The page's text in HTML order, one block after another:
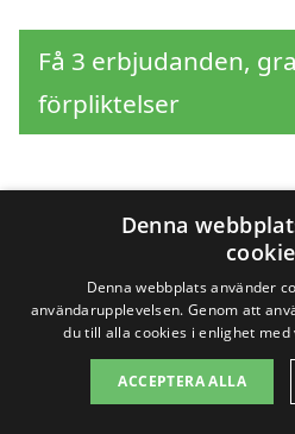
Få 3 erbjudanden,
förpliktelser
Sök efter en
städer nära
Denna
Denna webbplats använder
användarupplevelsen. Genom att
du till alla cookies i enlighet med
ACCEPTERA ALLA